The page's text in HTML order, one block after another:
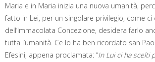
Maria e in Maria inizia una nuova umanità,
fatto in Lei, per un singolare privilegio, come ci
dell’Immacolata Concezione, desidera farlo
tutta l’umanità. Ce lo ha ben ricordato san
Efesini, appena proclamata: “In Lui ci ha scelti